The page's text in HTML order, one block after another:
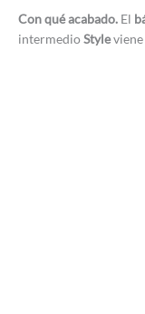
Con qué acabado. El
intermedioStyle